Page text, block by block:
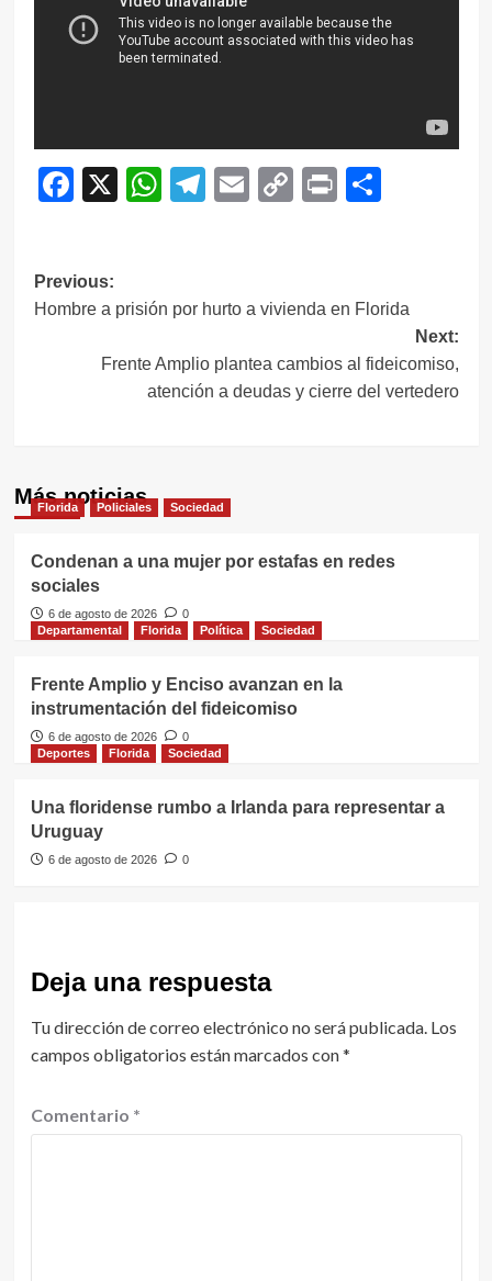
Facebook
X WhatsApp
Telegram
EmailCopy
Print
Navegación
de
entradas
Previous:
Hombre a prisión por hurto a vivienda en Florida
Next:
Frente Amplio plantea cambios al fideicomiso,
atención a deudas y cierre del vertedero
Más noticias
Florida Policiales Sociedad
Condenan a una mujer por estafas en redes
sociales
6 de agosto de 2026
0
Departamental
Florida Política Sociedad
Frente Amplio y Enciso avanzan en la
instrumentación del fideicomiso
6 de agosto de 2026
0
Deportes
Florida Sociedad
Una floridense rumbo a Irlanda para representar a
Uruguay
6 de agosto de 2026 0
Deja una respuesta
Tu dirección de correo electrónico no será publicada. Los
campos obligatorios están marcados con*
Comentario *